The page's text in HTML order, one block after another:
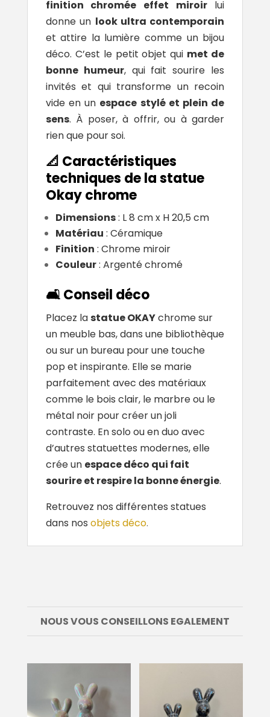
finition chromée effet miroirlui
donne un look ultra contemporain
et attire la lumière comme un bijou
déco. C’est le petit objet qui met de
bonne humeur, qui fait sourire les
invités et qui transforme un recoin
vide en un espace stylé et plein de
sens. À poser, à offrir, ou à garder
rien que pour soi.
📐 Caractéristiques
techniques de la statue
Okay chrome
Dimensions: L 8 cm x H 20,5 cm
Matériau : Céramique
Finition : Chrome miroir
Couleur: Argenté chromé
🛋️ Conseil déco
Placez lastatue OKAYchrome sur
un meuble bas, dans une bibliothèque
ou sur un bureau pour une touche
pop et inspirante. Elle se marie
parfaitement avec des matériaux
comme le bois clair, le marbre ou le
métal noir pour créer un joli
contraste. En solo ou en duo avec
d’autres statuettes modernes, elle
crée un espace déco qui fait
sourire et respire la bonne énergie.
Retrouvez nos différentes statues
dans nos objets déco.
NOUS VOUS CONSEILLONS EGALEMENT